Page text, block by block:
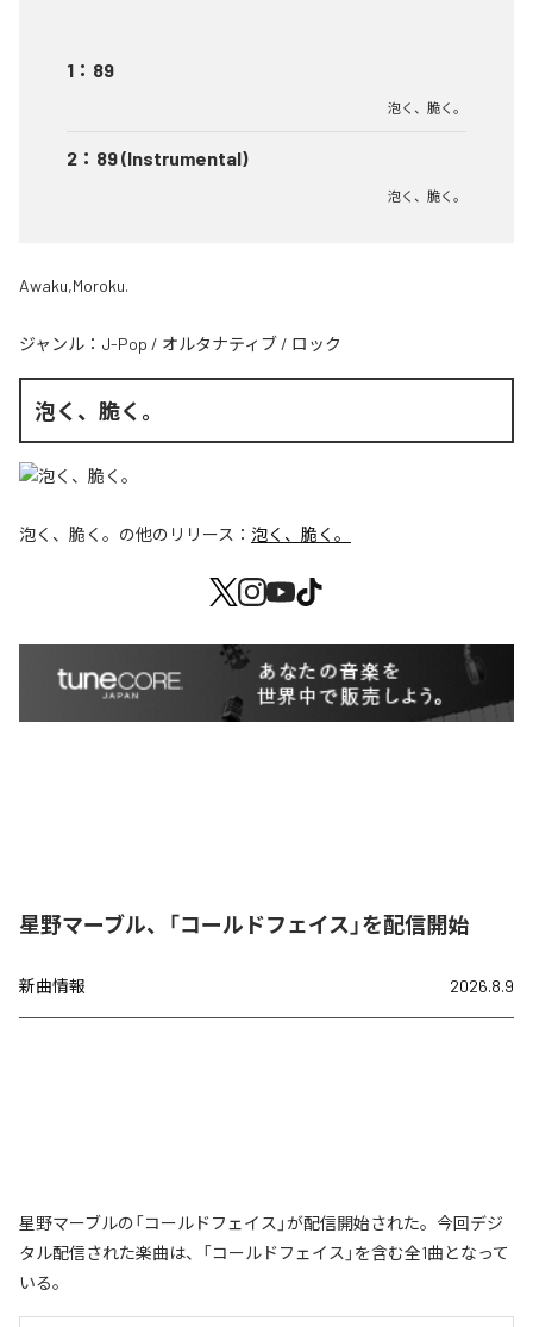
1 ： 89
泡く、脆く。
2 ： 89 (Instrumental)
泡く、脆く。
Awaku,Moroku.
ジャンル： J-Pop / オルタナティブ / ロック
泡く、脆く。
泡く、脆く。 の他のリリース： 泡く、脆く。
星野マーブル、「コールドフェイス」を配信開始
新曲情報 2026.8.9
星野マーブルの「コールドフェイス」が配信開始された。今回デジ
タル配信された楽曲は、「コールドフェイス」を含む全1曲となって
いる。